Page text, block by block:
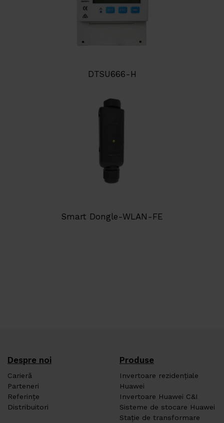
DTSU666-H
Smart Dongle-WLAN-FE
Despre noi
Carieră
Parteneri
Referințe
Distribuitori
Produse
Invertoare rezidențiale
Huawei
Invertoare Huawei C&I
Sisteme de stocare Huawei
Stație de transformare